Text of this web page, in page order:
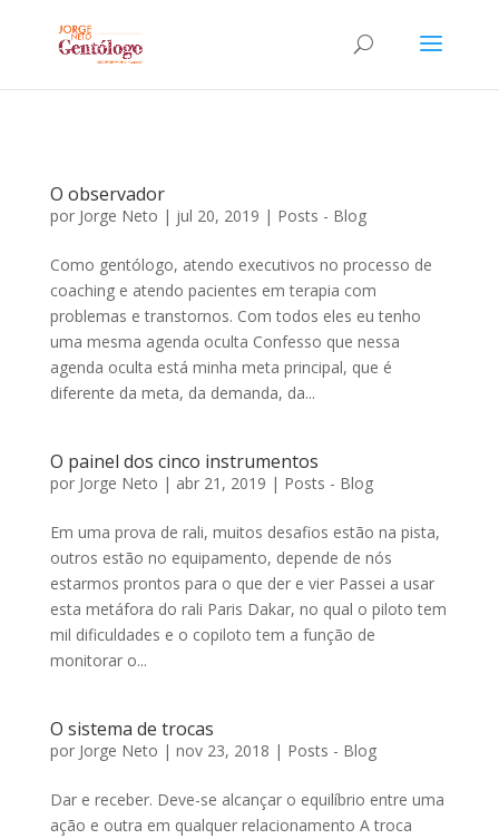
O observador
por Jorge Neto | jul 20, 2019 | Posts - Blog
Como gentólogo, atendo executivos no processo de
coaching e atendo pacientes em terapia com
problemas e transtornos. Com todos eles eu tenho
uma mesma agenda oculta Confesso que nessa
agenda oculta está minha meta principal, que é
diferente da meta, da demanda, da...
O painel dos cinco instrumentos
por Jorge Neto | abr 21, 2019 | Posts - Blog
Em uma prova de rali, muitos desafios estão na pista,
outros estão no equipamento, depende de nós
estarmos prontos para o que der e vier Passei a usar
esta metáfora do rali Paris Dakar, no qual o piloto tem
mil dificuldades e o copiloto tem a função de
monitorar o...
O sistema de trocas
por Jorge Neto | nov 23, 2018 | Posts - Blog
Dar e receber. Deve-se alcançar o equilíbrio entre uma
ação e outra em qualquer relacionamento A troca